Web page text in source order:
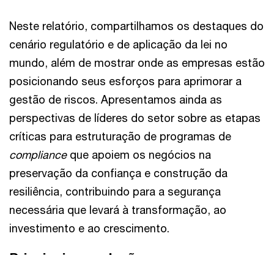
Neste relatório, compartilhamos os destaques do
cenário regulatório e de aplicação da lei no
mundo, além de mostrar onde as empresas estão
posicionando seus esforços para aprimorar a
gestão de riscos. Apresentamos ainda as
perspectivas de líderes do setor sobre as etapas
críticas para estruturação de programas de
complianceque apoiem os negócios na
preservação da confiança e construção da
resiliência, contribuindo para a segurança
necessária que levará à transformação, ao
investimento e ao crescimento.